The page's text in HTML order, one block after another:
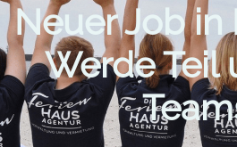
Neuer Job in
Werde Teil